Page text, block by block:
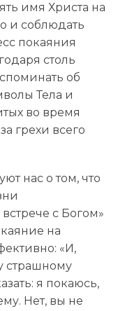
имя Христа на
и соблюдать
покаяния
столь
об
Тела и
во время
грехи всего
нас о том, что
с Богом»
на
«И,
страшному
я покаюсь,
Нет, вы не